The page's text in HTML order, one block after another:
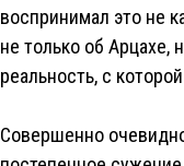
воспринимал это не
не только об Арцахе,
реальность, с
Совершенно